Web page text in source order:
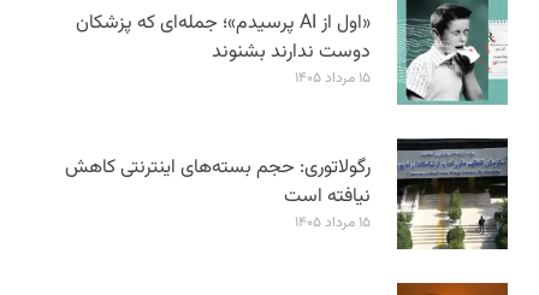
«اول از AI پرسیدم»؛ جمله‌ای که پزشکان
دوست ندارند بشنوند
۱۵ مرداد ۱۴۰۵
رگولاتوری: حجم بسته‌های اینترنتی کاهش
نیافته است
۱۵ مرداد ۱۴۰۵